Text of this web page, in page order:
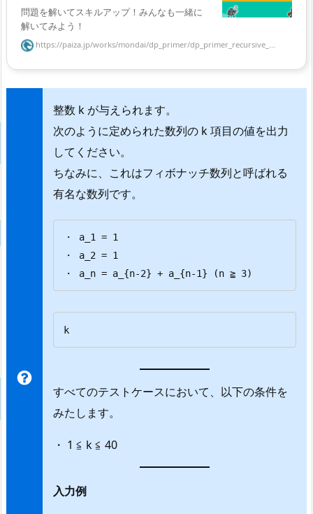
問題を解いてスキルアップ！みんなも一緒に
解いてみよう！
https://paiza.jp/works/mondai/dp_primer/dp_primer_recursive_...
整数 k が与えられます。
次のように定められた数列の k 項目の値を出力
してください。
ちなみに、これはフィボナッチ数列と呼ばれる
有名な数列です。
・ a_1 = 1
・ a_2 = 1
・ a_n = a_{n-2} + a_{n-1} (n ≧ 3)
k
すべてのテストケースにおいて、以下の条件を
みたします。
・ 1 ≦ k ≦ 40
入力例